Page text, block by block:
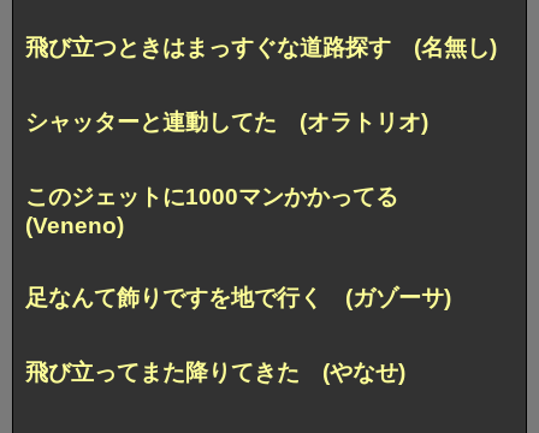
飛び立つときはまっすぐな道路探す (名無し)
シャッターと連動してた (オラトリオ)
このジェットに1000マンかかってる
(Veneno)
足なんて飾りですを地で行く (ガゾーサ)
飛び立ってまた降りてきた (やなせ)